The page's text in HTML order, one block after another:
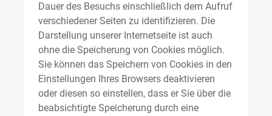
Dauer des Besuchs einschließlich dem Aufruf
verschiedener Seiten zu identifizieren. Die
Darstellung unserer Internetseite ist auch
ohne die Speicherung von Cookies möglich.
Sie können das Speichern von Cookies in den
Einstellungen Ihres Browsers deaktivieren
oder diesen so einstellen, dass er Sie über die
beabsichtigte Speicherung durch eine